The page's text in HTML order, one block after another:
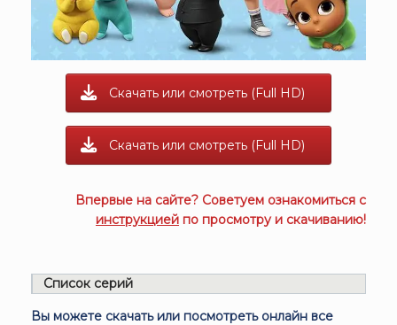
Скачать или смотреть (Full HD)
Скачать или смотреть (Full HD)
Впервые на сайте? Советуем ознакомиться с
инструкцией по просмотру и скачиванию!
Список серий
Вы можете скачать или посмотреть онлайн все